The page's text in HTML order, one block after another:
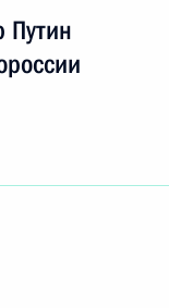
Путин